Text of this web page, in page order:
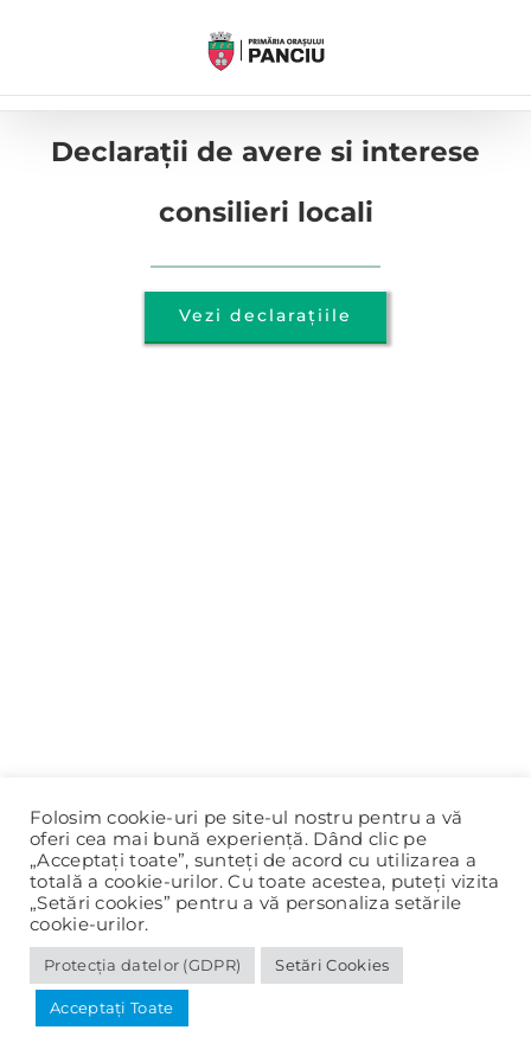
Declarații de avere si interese
consilieri locali
Vezi declarațiile
© 2020-2025 Primăria Panciu |Protecția datelor (GDPR)
Folosim cookie-uri pe site-ul nostru pentru a vă
oferi cea mai bună experiență. Dând clic pe
„Acceptați toate”, sunteți de acord cu utilizarea a
totală a cookie-urilor. Cu toate acestea, puteți vizita
„Setări cookies” pentru a vă personaliza setările
cookie-urilor.
Protecția datelor (GDPR) Setări Cookies
Acceptați Toate